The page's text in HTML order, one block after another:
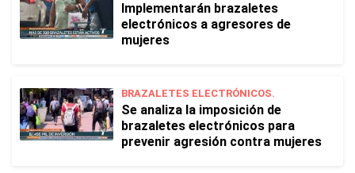
Implementarán brazaletes
electrónicos a agresores de
mujeres
BRAZALETES ELECTRÓNICOS.
Se analiza la imposición de
brazaletes electrónicos para
prevenir agresión contra mujeres